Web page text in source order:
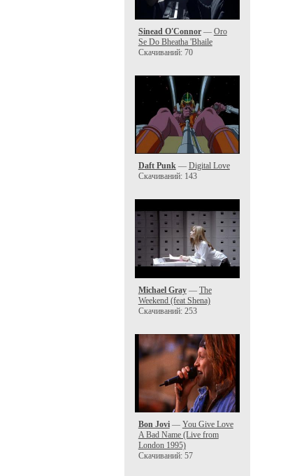
Sinead O'Connor— Oro
Se Do Bheatha 'Bhaile
Скачиваний: 70
Daft Punk— Digital Love
Скачиваний: 143
Michael Gray— The
Weekend (feat Shena)
Скачиваний: 253
Bon Jovi— You Give Love
A Bad Name (Live from
London 1995)
Скачиваний: 57